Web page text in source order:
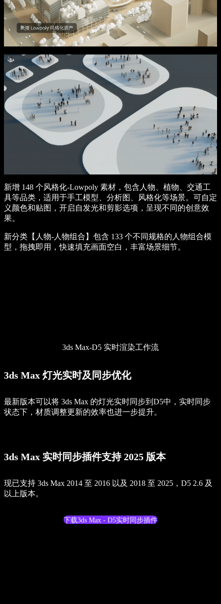
新增 148 个风格化-Lowpoly 素材，包含人物、植物、交通工
具等品类，适用于手工模型、分析图、风格化等场景。可自定
义颜色和贴图，开启自发光和剪影选项，呈现不同的创意效
果。
新分类【人物-人物组合】包含 133 个不同规格的人物组合模
型，拖拽即用，快速填充画面空白，丰富场景细节。
3ds Max-D5 实时渲染工作流
3ds Max 灯光实时及同步优化
最新版本可以将 3ds Max 的灯光实时同步到D5中，实时同步
状态下，材质调整更新的效率也进一步提升。
3ds Max 实时同步插件支持 2025 版本
现已支持 3ds Max 2014 至 2016 以及 2018 至 2025，D5 2.6 及
以上版本。
下载3ds Max - D5实时同步插件